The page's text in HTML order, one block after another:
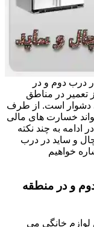
درب دوم و در
تعمیر در مناطق
دشوار است. از طرف
خسارت های مالی
ادامه به چند نکته
و ساید در درب
خواهیم
و در منطقه
لوازم خانگی می